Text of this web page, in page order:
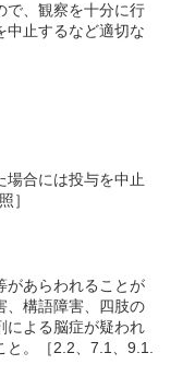
で、観察を十分に行
中止するなど適切な
場合には投与を中止
］
があらわれることが
、構語障害、四肢の
による脳症が疑われ
。［2.2、7.1、9.1.